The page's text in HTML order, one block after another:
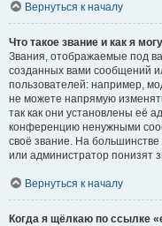
Вернуться к началу
Что такое звание и как я
Звания, отображаемые под
созданных вами сообщений
пользователей: например,
не можете напрямую
так как они установлены её
конференцию ненужными
своё звание. На
или администратор понизят
Вернуться к началу
Когда я щёлкаю по ссылке